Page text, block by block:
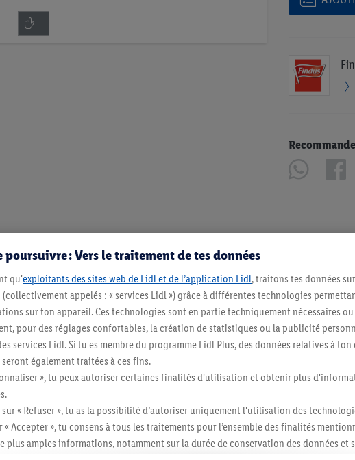
poursuivre : Vers le traitement de tes données
qu'exploitants des sites web de Lidl et de l’application Lidl, traitons tes données
appelés : « services Lidl ») grâce à différentes technologies
sur ton appareil. Ces technologies sont en partie techniquement nécessaires
pour des réglages confortables, la création de statistiques ou la publicité
services Lidl. Si tu es membre du programme Lidl Plus, des données relatives à
également traitées à ces fins.
», tu peux autoriser certaines finalités d'utilisation et obtenir plus
« Refuser », tu as la possibilité d’autoriser uniquement l'utilisation des
Accepter », tu consens à tous les traitements pour l’ensemble des finalités
plus amples informations, notamment sur la durée de conservation des données et